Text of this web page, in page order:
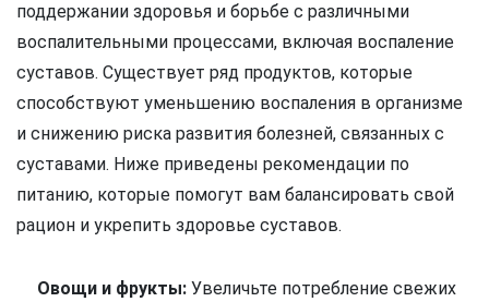
поддержании здоровья и борьбе с различными
воспалительными процессами, включая воспаление
суставов. Существует ряд продуктов, которые
способствуют уменьшению воспаления в организме
и снижению риска развития болезней, связанных с
суставами. Ниже приведены рекомендации по
питанию, которые помогут вам балансировать свой
рацион и укрепить здоровье суставов.
Овощи и фрукты: Увеличьте потребление свежих